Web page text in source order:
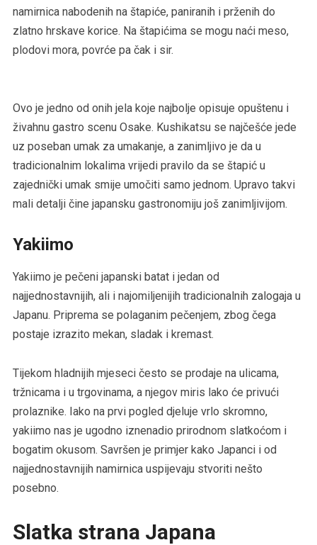
namirnica nabodenih na štapiće, paniranih i prženih do
zlatno hrskave korice. Na štapićima se mogu naći meso,
plodovi mora, povrće pa čak i sir.
Ovo je jedno od onih jela koje najbolje opisuje opuštenu i
živahnu gastro scenu Osake. Kushikatsu se najčešće jede
uz poseban umak za umakanje, a zanimljivo je da u
tradicionalnim lokalima vrijedi pravilo da se štapić u
zajednički umak smije umočiti samo jednom. Upravo takvi
mali detalji čine japansku gastronomiju još zanimljivijom.
Yakiimo
Yakiimo je pečeni japanski batat i jedan od
najjednostavnijih, ali i najomiljenijih tradicionalnih zalogaja u
Japanu. Priprema se polaganim pečenjem, zbog čega
postaje izrazito mekan, sladak i kremast.
Tijekom hladnijih mjeseci često se prodaje na ulicama,
tržnicama i u trgovinama, a njegov miris lako će privući
prolaznike. Iako na prvi pogled djeluje vrlo skromno,
yakiimo nas je ugodno iznenadio prirodnom slatkoćom i
bogatim okusom. Savršen je primjer kako Japanci i od
najjednostavnijih namirnica uspijevaju stvoriti nešto
posebno.
Slatka strana Japana